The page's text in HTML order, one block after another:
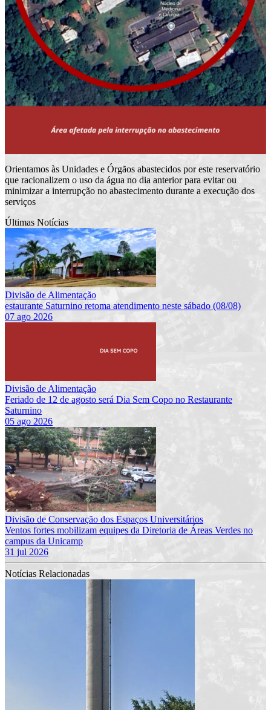
Orientamos às Unidades e Órgãos abastecidos por este reservatório
que racionalizem o uso da água no dia anterior para evitar ou
minimizar a interrupção no abastecimento durante a execução dos
serviços
Últimas Notícias
Divisão de Alimentação
estaurante Saturnino retoma atendimento neste sábado (08/08)
07 ago 2026
Divisão de Alimentação
Feriado de 12 de agosto será Dia Sem Copo no Restaurante
Saturnino
05 ago 2026
Divisão de Conservação dos Espaços Universitários
Ventos fortes mobilizam equipes da Diretoria de Áreas Verdes no
campus da Unicamp
31 jul 2026
Notícias Relacionadas